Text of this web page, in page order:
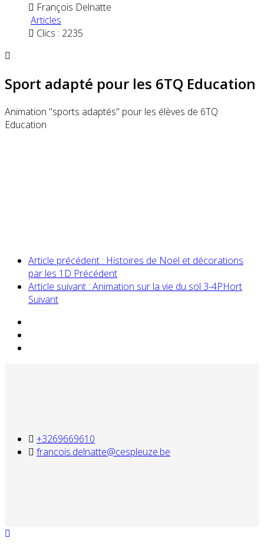
François Delnatte
Articles
Clics : 2235
Sport adapté pour les 6TQ Education
Animation "sports adaptés" pour les élèves de 6TQ
Education
Article précédent : Histoires de Noël et décorations
par les 1D Précédent
Article suivant : Animation sur la vie du sol 3-4PHort
Suivant
+3269669610
francois.delnatte@cespleuze.be